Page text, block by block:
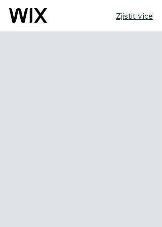
Zjistit více